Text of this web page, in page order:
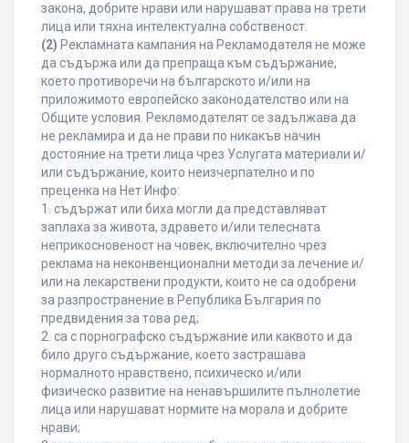
закона, добрите нрави или нарушават права на трети
лица или тяхна интелектуална собственост.
(2) Рекламната кампания на Рекламодателя не може
да съдържа или да препраща към съдържание,
което противоречи на българското и/или на
приложимото европейско законодателство или на
Общите условия. Рекламодателят се задължава да
не рекламира и да не прави по никакъв начин
достояние на трети лица чрез Услугата материали и/
или съдържание, които неизчерпателно и по
преценка на Нет Инфо:
1. съдържат или биха могли да представляват
заплаха за живота, здравето и/или телесната
неприкосновеност на човек, включително чрез
реклама на неконвенционални методи за лечение и/
или на лекарствени продукти, които не са одобрени
за разпространение в Република България по
предвидения за това ред;
2. са с порнографско съдържание или каквото и да
било друго съдържание, което застрашава
нормалното нравствено, психическо и/или
физическо развитие на ненавършилите пълнолетие
лица или нарушават нормите на морала и добрите
нрави;